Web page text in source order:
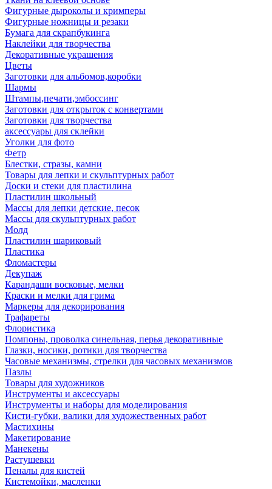
Фигурные дыроколы и кримперы
Фигурные ножницы и резаки
Бумага для скрапбукинга
Наклейки для творчества
Декоративные украшения
Цветы
Заготовки для альбомов,коробки
Шармы
Штампы,печати,эмбоссинг
Заготовки для открыток с конвертами
Заготовки для творчества
аксессуары для склейки
Уголки для фото
Фетр
Блестки, стразы, камни
Товары для лепки и скульптурных работ
Доски и стеки для пластилина
Пластилин школьный
Массы для лепки детские, песок
Массы для скульптурных работ
Молд
Пластилин шариковый
Пластика
Фломастеры
Декупаж
Карандаши восковые, мелки
Краски и мелки для грима
Маркеры для декорирования
Трафареты
Флористика
Помпоны, проволка синельная, перья декоративные
Глазки, носики, ротики для творчества
Часовые механизмы, стрелки для часовых механизмов
Пазлы
Товары для художников
Инструменты и аксессуары
Инструменты и наборы для моделирования
Кисти-губки, валики для художественных работ
Мастихины
Макетирование
Манекены
Растушевки
Пеналы для кистей
Кистемойки, масленки